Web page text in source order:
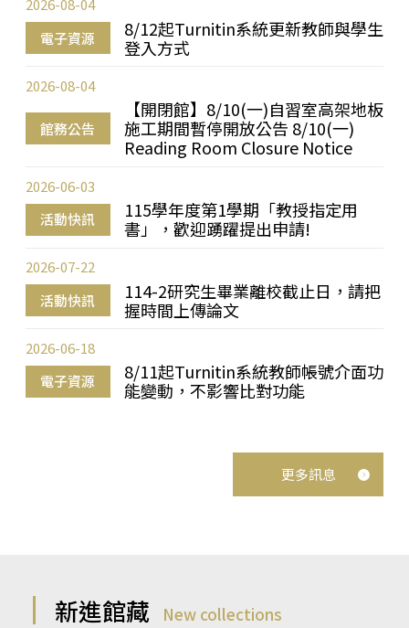
電子資源
8/12起Turnitin系統更新教師與學生
登入方式
2026-08-04
館務公告
【開閉館】8/10(一)自習室高架地板
施工期間暫停開放公告 8/10(一)
Reading Room Closure Notice
2026-08-04
活動快訊
115學年度第1學期「教授指定用
書」，歡迎踴躍提出申請!
2026-06-03
活動快訊
114-2研究生畢業離校截止日，請把
握時間上傳論文
2026-07-22
電子資源
8/11起Turnitin系統教師帳號介面功
能變動，不影響比對功能
2026-06-18
更多訊息
新進館藏 New collections